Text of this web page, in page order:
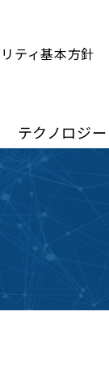
ティ基本方針
テクノロジー